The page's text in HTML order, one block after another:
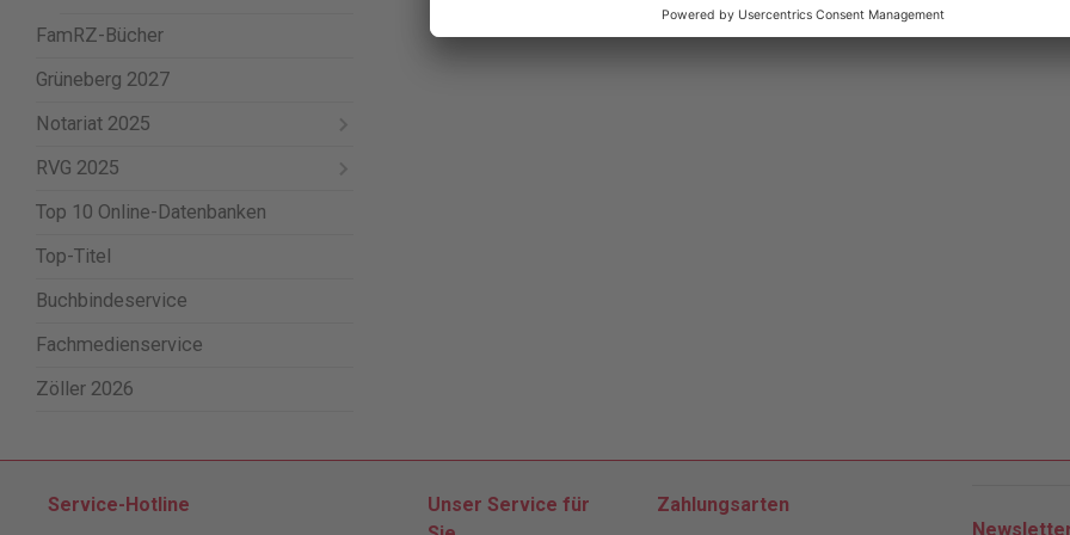
FamRZ-Bücher
Grüneberg 2027
Notariat 2025
RVG 2025
Top 10 Online-Datenbanken
Top-Titel
Buchbindeservice
Fachmedienservice
Zöller 2026
Service-Hotline
Unser Service für
Zahlungsarten